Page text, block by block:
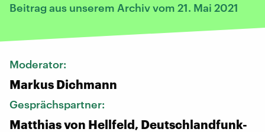
Beitrag aus unserem Archiv vom 21. Mai 2021
Moderator:
Markus Dichmann
Gesprächspartner:
Matthias von Hellfeld, Deutschlandfunk-